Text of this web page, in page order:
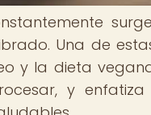
Una de
y la dieta
y